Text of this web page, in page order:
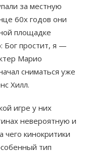
за местную
60х годов они
площадке
Бог простит, я —
Марио
сниматься уже
Хилл.
игре у них
невероятную и
кинокритики
тип